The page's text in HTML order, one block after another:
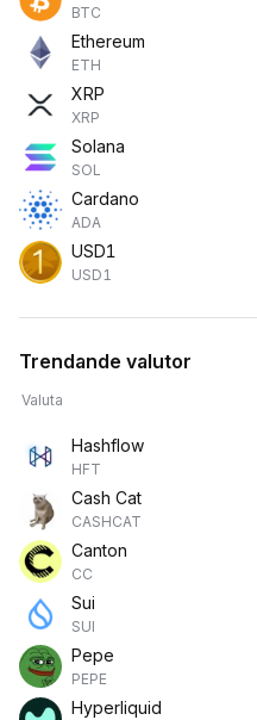
BTC
Ethereum
ETH
XRP
XRP
Solana
SOL
Cardano
ADA
USD1
USD1
Trendande valutor
Valuta
Hashflow
HFT
Cash Cat
CASHCAT
Canton
CC
Sui
SUI
Pepe
PEPE
Hyperliquid